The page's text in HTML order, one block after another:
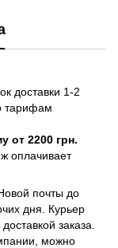
доставки 1-2
тарифам
от 2200 грн.
оплачивает
почты до
дня. Курьер
заказа.
можно